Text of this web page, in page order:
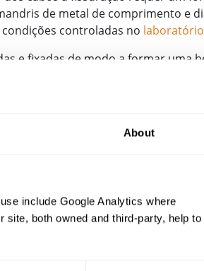
About
include Google Analytics where
both owned and third-party, help to
de metal de comprimento e
controladas no laboratório
e fixadas de modo a formar uma
ser enrolada são determinados
no forno que foi regulado para